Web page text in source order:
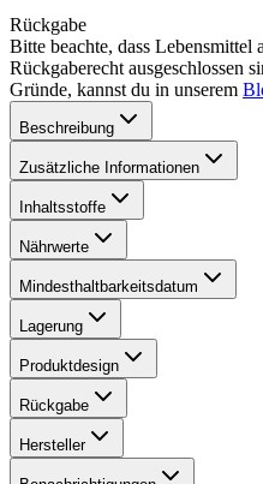
Rückgabe
Bitte beachte, dass
Rückgaberecht ausgeschlossen
Gründe, kannst du in unserem
Beschreibung
Zusätzliche Informationen
Inhaltsstoffe
Nährwerte
Mindesthaltbarkeitsdatum
Lagerung
Produktdesign
Rückgabe
Hersteller